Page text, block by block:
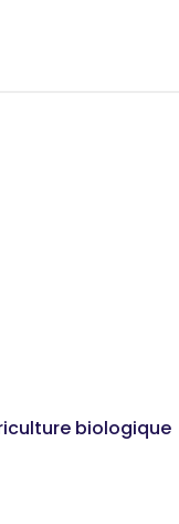
biologique